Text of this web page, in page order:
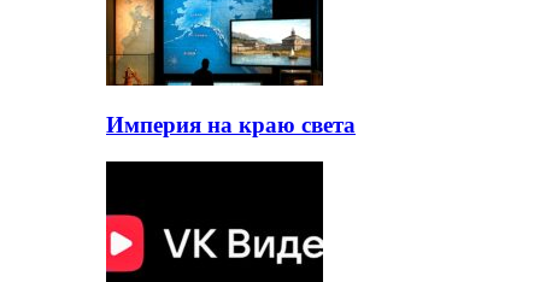
Империя на краю света